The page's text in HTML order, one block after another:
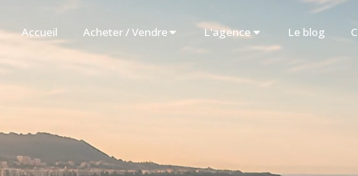
Accueil Acheter / Vendre L'agence Le blog